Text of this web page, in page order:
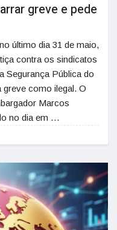
greve e pede
último dia 31 de maio,
contra os sindicatos
Segurança Pública do
como ilegal. O
Marcos
no dia em …